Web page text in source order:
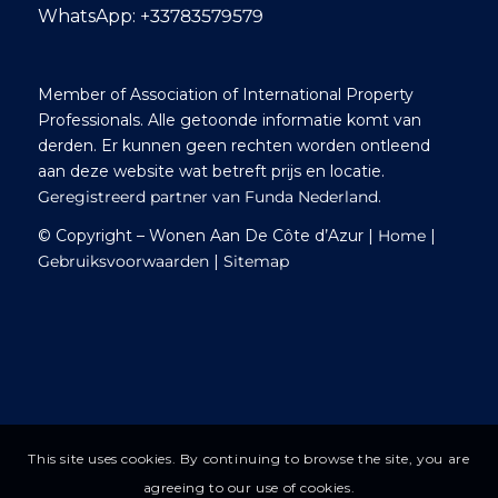
voldoende potentieel
aanbrengen. Ook
tijdens het formele
traject – van
onderhandeling tot
juridische afwikkeling
– hield Ab alles
scherp in de gaten
en wees hij ons op
de juiste partijen om
staan volledig aan
WhatsApp: +33783579579
Member of Association of International Property
Professionals. Alle getoonde informatie komt van
derden. Er kunnen geen rechten worden ontleend
aan deze website wat betreft prijs en locatie.
Geregistreerd partner van Funda Nederland.
© Copyright – Wonen Aan De Côte d’Azur | Home|
Gebruiksvoorwaarden| Sitemap
This site uses cookies. By continuing to browse the site, you are
agreeing to our use of cookies.